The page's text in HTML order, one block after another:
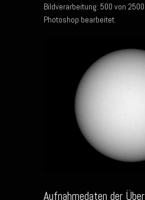
Bildverarbeitung: 500 von
Photoshop bearbeitet.
Aufnahmedaten der